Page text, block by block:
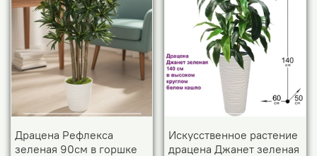
Драцена Рефлекса
зеленая 90см в горшке
Искусственное растение
драцена Джанет зеленая